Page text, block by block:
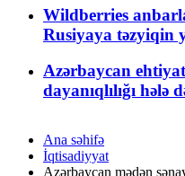
Wildberries
Rusiyaya təzyiqin
Azərbaycan
dayanıqlılığı hələ
Ana səhifə
İqtisadiyyat
Azərbaycan mədən